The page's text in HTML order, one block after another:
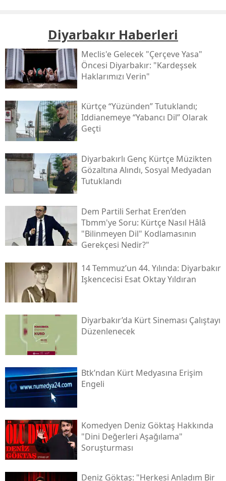
Diyarbakır Haberleri
Meclis'e Gelecek "çerçeve Yasa"
Öncesi Diyarbakır: "kardeşsek
Haklarımızı Verin"
Kürtçe “yüzünden” Tutuklandı;
Iddianemeye “yabancı Dil” Olarak
Geçti
Diyarbakırlı Genç Kürtçe Müzikten
Gözaltına Alındı, Sosyal Medyadan
Tutuklandı
Dem Partili Serhat Eren’den
Tbmm'ye Soru: Kürtçe Nasıl Hâlâ
"bilinmeyen Dil" Kodlamasının
Gerekçesi Nedir?"
14 Temmuz’un 44. Yılında: Diyarbakır
Işkencecisi Esat Oktay Yıldıran
Diyarbakır’da Kürt Sineması Çalıştayı
Düzenlenecek
Btk’ndan Kürt Medyasına Erişim
Engeli
Komedyen Deniz Göktaş Hakkında
"dini Değerleri Aşağılama"
Soruşturması
Deniz Göktaş: "herkesi Anladım Bir